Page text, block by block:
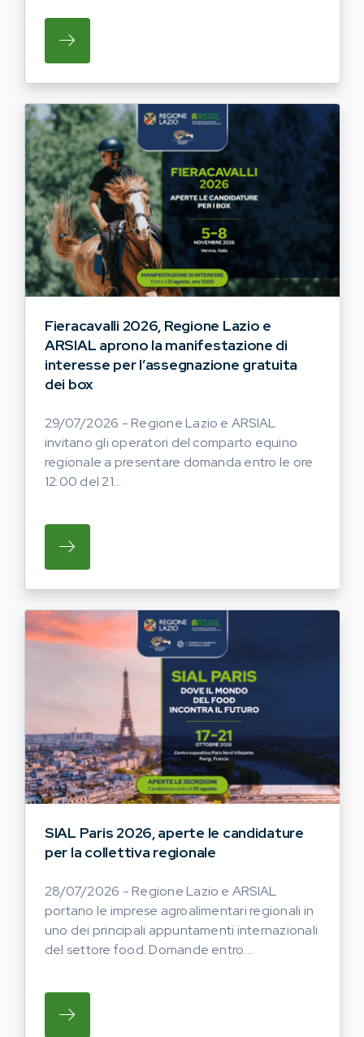
SU REGIONE LAZIO E ARSIAL HANNO
Fieracavalli 2026, Regione Lazio e
ARSIAL aprono la manifestazione di
interesse per l’assegnazione gratuita
dei box
29/07/2026 - Regione Lazio e ARSIAL
invitano gli operatori del comparto equino
regionale a presentare domanda entro le ore
12:00 del 21...
SU REGIONE LAZIO E ARSIAL INVITANO
SIAL Paris 2026, aperte le candidature
per la collettiva regionale
28/07/2026 - Regione Lazio e ARSIAL
portano le imprese agroalimentari regionali in
uno dei principali appuntamenti internazionali
del settore food. Domande entro...
SU REGIONE LAZIO E ARSIAL PORTANO